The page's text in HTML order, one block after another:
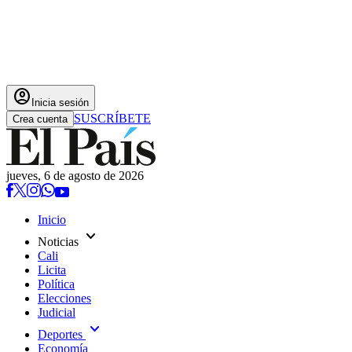
account_circle Inicia sesión
Crea cuenta SUSCRÍBETE
jueves, 6 de agosto de 2026
Inicio
Noticias expand_more
Cali
Licita
Política
Elecciones
Judicial
Deportes expand_more
Economía